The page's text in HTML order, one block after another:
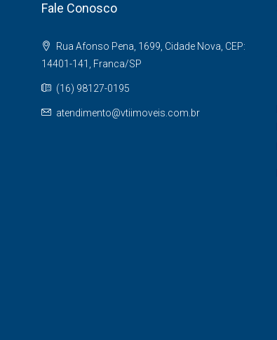
Fale Conosco
Rua Afonso Pena, 1699, Cidade Nova, CEP:
14401-141, Franca/SP
(16) 98127-0195
atendimento@vtiimoveis.com.br